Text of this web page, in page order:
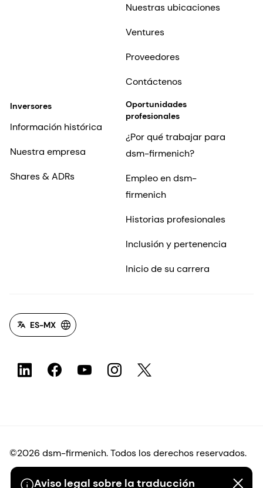
Aviso legal sobre la traducción
Nuestras ubicaciones
Ventures
Proveedores
Contáctenos
Inversores
Información histórica
Nuestra empresa
Shares & ADRs
Oportunidades
profesionales
¿Por qué trabajar para
dsm-firmenich?
Empleo en dsm-
firmenich
Historias profesionales
Inclusión y pertenencia
Inicio de su carrera
ES-MX
©2026 dsm-firmenich. Todos los derechos reservados.
Protección de datos